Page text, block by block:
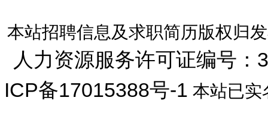
本站招聘信息及求职简历版权归
人力资源服务许可证编号
ICP备17015388号-1 本站已